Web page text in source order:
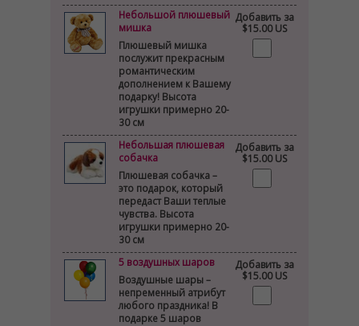
Добавить за
$15.00 US
Небольшой плюшевый
мишка
Плюшевый мишка
послужит прекрасным
романтическим
дополнением к Вашему
подарку! Высота
игрушки примерно 20-
30 см
Добавить за
$15.00 US
Небольшая плюшевая
собачка
Плюшевая собачка –
это подарок, который
передаст Ваши теплые
чувства. Высота
игрушки примерно 20-
30 см
Добавить за
$15.00 US
5 воздушных шаров
Воздушные шары –
непременный атрибут
любого праздника! В
подарке 5 шаров